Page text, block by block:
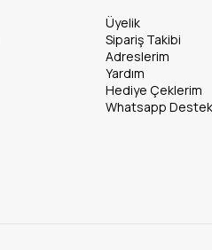
Üyelik
Sipariş Takibi
Adreslerim
Yardım
Hediye Çeklerim
Whatsapp Destek